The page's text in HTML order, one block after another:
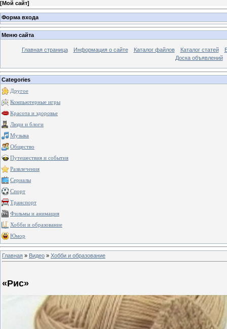
[Мой сайт]
Форма входа
Меню сайта
Главная страница Информация о сайте Каталог файлов Каталог статей
Доска объявлений
Categories
Другое
Компьютерные игры
Красота и здоровье
Люди и блоги
Музыка
Общество
Путешествия и события
Развлечения
Сериалы
Спорт
Транспорт
Фильмы и анимация
Хобби и образование
Юмор
Главная » Видео » Хобби и образование
«Рис»